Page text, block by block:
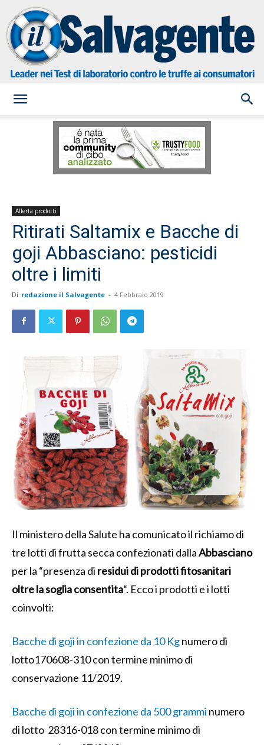
Salvagente
Allerta prodotti
Ritirati Saltamix e Bacche di
goji Abbasciano: pesticidi
oltre i limiti
Di redazione il Salvagente - 4 Febbraio 2019
Il ministero della Salute ha comunicato il richiamo di
tre lotti di frutta secca confezionati dallaAbbasciano
per la “presenza di residui di prodotti fitosanitari
oltre la soglia consentita“. Ecco i prodotti e i lotti
coinvolti:
Bacche di goji in confezione da 10 Kgnumero di
lotto170608-310 con termine minimo di
conservazione 11/2019.
Bacche di goji in confezione da 500 grammi numero
di lotto 28316-018 con termine minimo di